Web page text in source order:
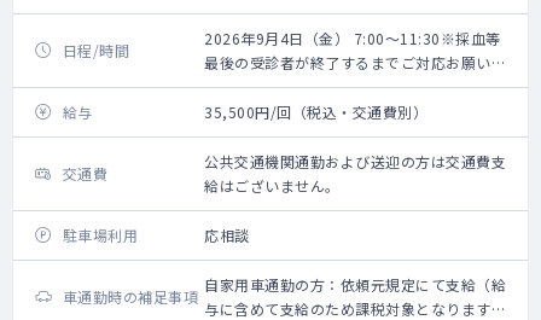
日程/時間
2026年9月4日（金） 7:00～11:30※採血等
最後の受診者が終了するまでご対応お願いい
たします。
給与
35,500円/回（税込・交通費別）
交通費
公共交通機関通勤および送迎の方は交通費支
給はございません。
駐車場利用 応相談
車通勤時の補足事項
自家用車通勤の方：依頼元規定にて支給（給
与に含めて支給のため課税対象となります。